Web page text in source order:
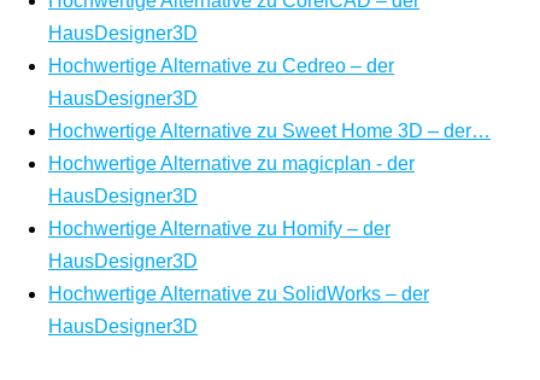
HausDesigner3D
Hochwertige Alternative zu Cedreo – der
HausDesigner3D
Hochwertige Alternative zu Sweet Home 3D – der…
Hochwertige Alternative zu magicplan - der
HausDesigner3D
Hochwertige Alternative zu Homify – der
HausDesigner3D
Hochwertige Alternative zu SolidWorks – der
HausDesigner3D